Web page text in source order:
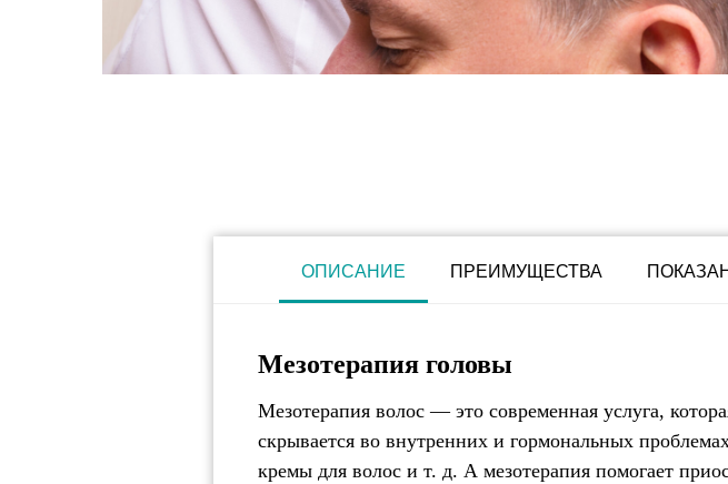
ОПИСАНИЕ ПРЕИМУЩЕСТВА
Мезотерапия головы
Мезотерапия волос — это современная услуга,
скрывается во внутренних и гормональных
кремы для волос и т. д. А мезотерапия помогает